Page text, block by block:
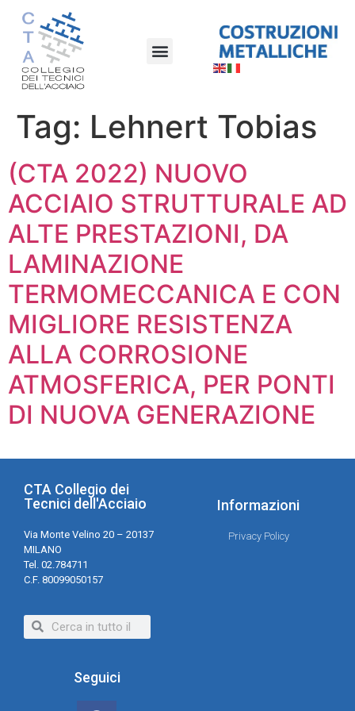
Tag: Lehnert Tobias
(CTA 2022) NUOVO
ACCIAIO STRUTTURALE AD
ALTE PRESTAZIONI, DA
LAMINAZIONE
TERMOMECCANICA E CON
MIGLIORE RESISTENZA
ALLA CORROSIONE
ATMOSFERICA, PER PONTI
DI NUOVA GENERAZIONE
CTA Collegio dei
Tecnici dell'Acciaio
Via Monte Velino 20 – 20137
MILANO
Tel. 02.784711
C.F. 80099050157
Informazioni
Privacy Policy
Seguici